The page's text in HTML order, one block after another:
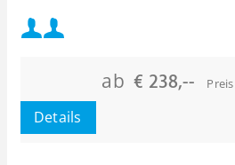
Mindestbelegung:
Maximalbelegung:
ab€ 238,--
Details